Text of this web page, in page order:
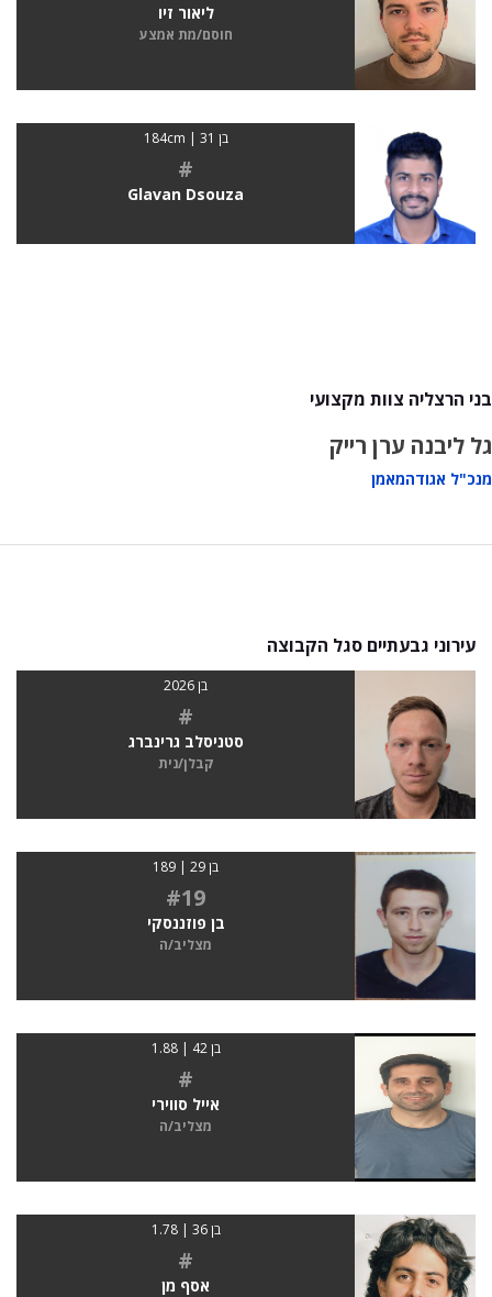
ליאור זיו
חוסם/מת אמצע
בן 31 | 184cm
#
Glavan Dsouza
בני הרצליה צוות מקצועי
גל ליבנה
מנכ"ל אגודה
ערן רייק
מאמן
עירוני גבעתיים סגל הקבוצה
בן 2026
#
סטניסלב גרינברג
קבלן/נית
בן 29 | 189
#19
בן פוזננסקי
מצליב/ה
בן 42 | 1.88
#
אייל סווירי
מצליב/ה
בן 36 | 1.78
#
אסף מן